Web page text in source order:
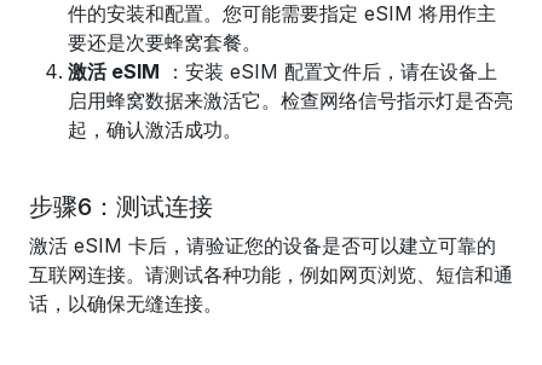
件的安装和配置。您可能需要指定 eSIM 将用作主
要还是次要蜂窝套餐。
激活 eSIM ：安装 eSIM 配置文件后，请在设备上
启用蜂窝数据来激活它。检查网络信号指示灯是否亮
起，确认激活成功。
步骤6：测试连接
激活 eSIM 卡后，请验证您的设备是否可以建立可靠的
互联网连接。请测试各种功能，例如网页浏览、短信和通
话，以确保无缝连接。